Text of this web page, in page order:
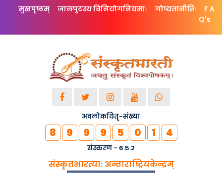
मुखपृष्ठम् जालपुटस्य विनियोगनियमाः गोप्यतानीतिः
F A
Q's
अवलोकयितृ-संख्या
8 9 9 9 5 0 1 4
संस्करण - 6.5.2
संस्कृतभारत्या: अन्ताराष्ट्रियकेन्द्रम्